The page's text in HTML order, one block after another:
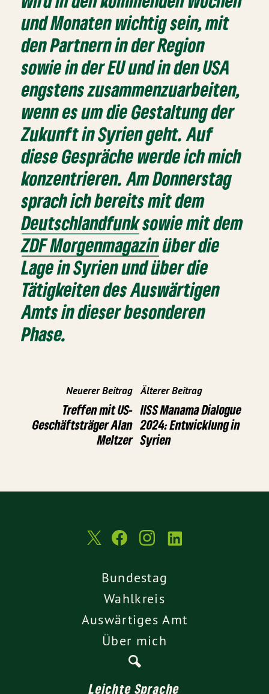
und Monaten wichtig sein, mit
den Partnern in der Region
sowie in der EU und in den USA
engstens zusammenzuarbeiten,
wenn es um die Gestaltung der
Zukunft in Syrien geht. Auf
diese Gespräche werde ich mich
konzentrieren. Am Donnerstag
sprach ich bereits mit dem
Deutschlandfunksowie mit dem
ZDF Morgenmagazinüber die
Lage in Syrien und über die
Tätigkeiten des Auswärtigen
Amts in dieser besonderen
Phase.
Neuerer Beitrag
Treffen mit US-
Geschäftsträger Alan
Meltzer
Älterer Beitrag
IISS Manama Dialogue
2024: Entwicklung in
Syrien
Bundestag
Wahlkreis
Auswärtiges Amt
Über mich
Leichte Sprache